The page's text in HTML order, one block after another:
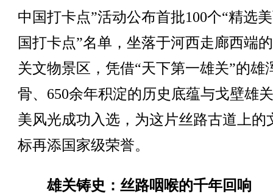
中国打卡点”活动公布首批100个“精选
国打卡点”名单，坐落于河西走廊西端
关文物景区，凭借“天下第一雄关”的雄
骨、650余年积淀的历史底蕴与戈壁雄
美风光成功入选，为这片丝路古道上的
标再添国家级荣誉。
雄关铸史：丝路咽喉的千年回响